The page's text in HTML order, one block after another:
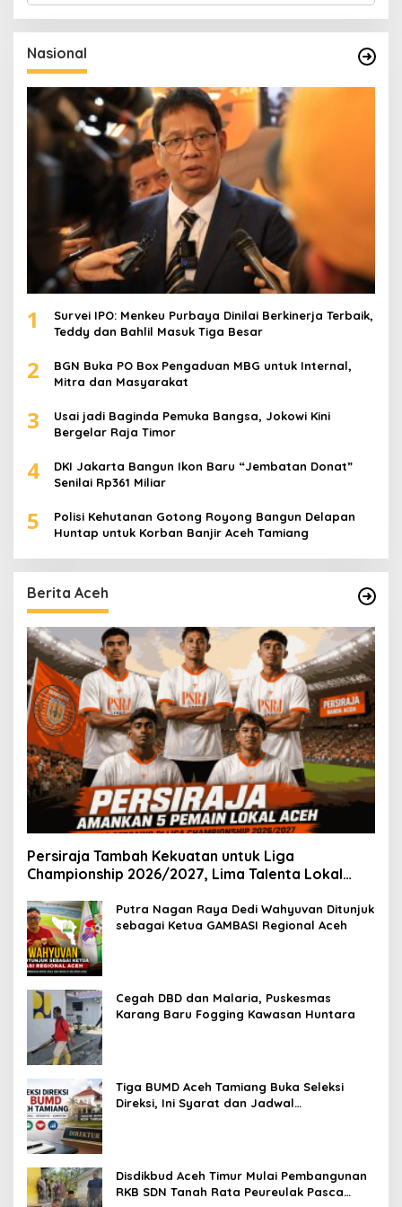
i
u
n
t
k
:
Nasional
1
Survei IPO: Menkeu Purbaya Dinilai Berkinerja Terbaik,
Teddy dan Bahlil Masuk Tiga Besar
2
BGN Buka PO Box Pengaduan MBG untuk Internal,
Mitra dan Masyarakat
3
Usai jadi Baginda Pemuka Bangsa, Jokowi Kini
Bergelar Raja Timor
4
DKI Jakarta Bangun Ikon Baru “Jembatan Donat”
Senilai Rp361 Miliar
5
Polisi Kehutanan Gotong Royong Bangun Delapan
Huntap untuk Korban Banjir Aceh Tamiang
Berita Aceh
Persiraja Tambah Kekuatan untuk Liga
Championship 2026/2027, Lima Talenta Lokal
Putra Nagan Raya Dedi Wahyuvan Ditunjuk
sebagai Ketua GAMBASI Regional Aceh
Cegah DBD dan Malaria, Puskesmas
Karang Baru Fogging Kawasan Huntara
Tiga BUMD Aceh Tamiang Buka Seleksi
Direksi, Ini Syarat dan Jadwal
Disdikbud Aceh Timur Mulai Pembangunan
RKB SDN Tanah Rata Peureulak Pasca